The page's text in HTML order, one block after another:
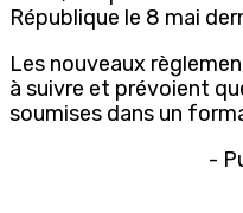
République le 8 mai
Les nouveaux
à suivre et prévoient
soumises dans un
-